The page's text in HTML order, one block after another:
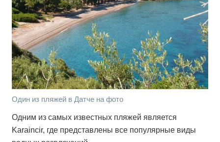
Один из пляжей в Датче на фото
Одним из самых известных пляжей является
Karaincir, где представлены все популярные виды